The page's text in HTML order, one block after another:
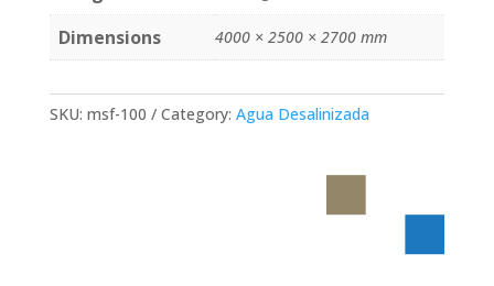
Dimensions 4000 × 2500 × 2700 mm
SKU: msf-100 Category: Agua Desalinizada